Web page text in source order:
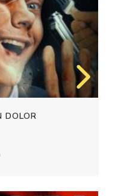
DOLOR